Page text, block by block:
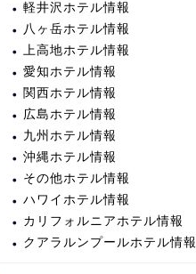
軽井沢ホテル情報
八ヶ岳ホテル情報
上高地ホテル情報
愛知ホテル情報
関西ホテル情報
広島ホテル情報
九州ホテル情報
沖縄ホテル情報
その他ホテル情報
ハワイホテル情報
カリフォルニアホテル情報
クアラルンプールホテル情報